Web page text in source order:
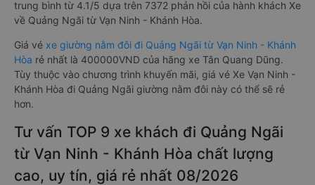
trung bình từ 4.1/5 dựa trên 7372 phản hồi của hành khách Xe
về Quảng Ngãi từ Vạn Ninh - Khánh Hòa.
Giá vé xe giường nằm đôi đi Quảng Ngãi từ Vạn Ninh - Khánh
Hòa rẻ nhất là 400000VND của hãng xe Tân Quang Dũng.
Tùy thuộc vào chương trình khuyến mãi, giá vé Xe Vạn Ninh -
Khánh Hòa đi Quảng Ngãi giường nằm đôi này có thể sẽ rẻ
hơn.
Tư vấn TOP 9 xe khách đi Quảng Ngãi
từ Vạn Ninh - Khánh Hòa chất lượng
cao, uy tín, giá rẻ nhất 08/2026